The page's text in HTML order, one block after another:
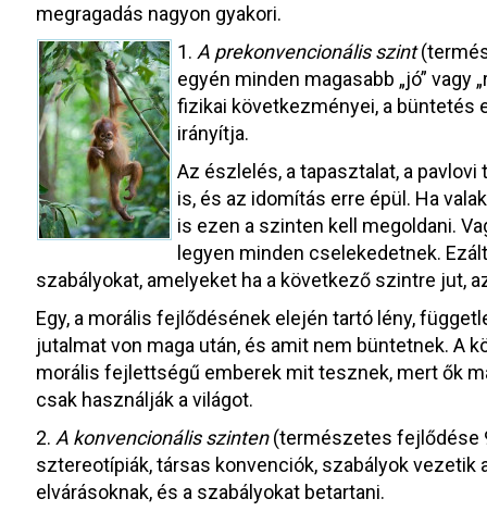
megragadás nagyon gyakori.
1. A prekonvencionális szint
egyén minden magasabb „jó”
fizikai következményei, a büntetés
irányítja.
Az észlelés, a tapasztalat, a
is, és az idomítás erre épül. Ha
is ezen a szinten kell megoldani.
legyen minden cselekedetnek.
szabályokat, amelyeket ha a következő szintre jut,
Egy, a morális fejlődésének elején tartó lény,
jutalmat von maga után, és amit nem büntetnek. A
morális fejlettségű emberek mit tesznek, mert ők
csak használják a világot.
2. A konvencionális szinten(természetes fejlődése
sztereotípiák, társas konvenciók, szabályok
elvárásoknak, és a szabályokat betartani.